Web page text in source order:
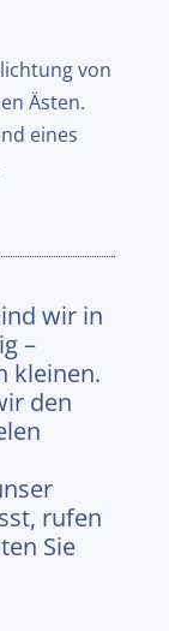
von
Ästen.
eines
wir in
–
kleinen.
den
rufen
Sie